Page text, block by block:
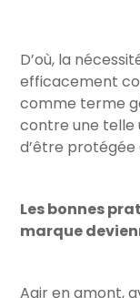
D’où, la
efficacement
comme terme
contre une telle
d’être protégée
Les bonnes
marque
Agir en amont,